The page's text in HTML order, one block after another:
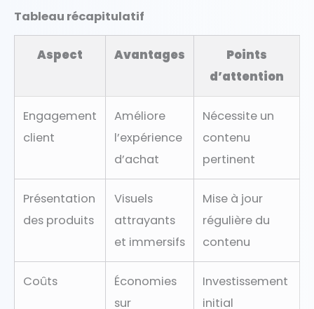
Tableau récapitulatif
Aspect Avantages
Points
d’attention
Engagement
client
Améliore
l’expérience
d’achat
Nécessite un
contenu
pertinent
Présentation
des produits
Visuels
attrayants
et immersifs
Mise à jour
régulière du
contenu
Coûts
Économies
sur
Investissement
initial